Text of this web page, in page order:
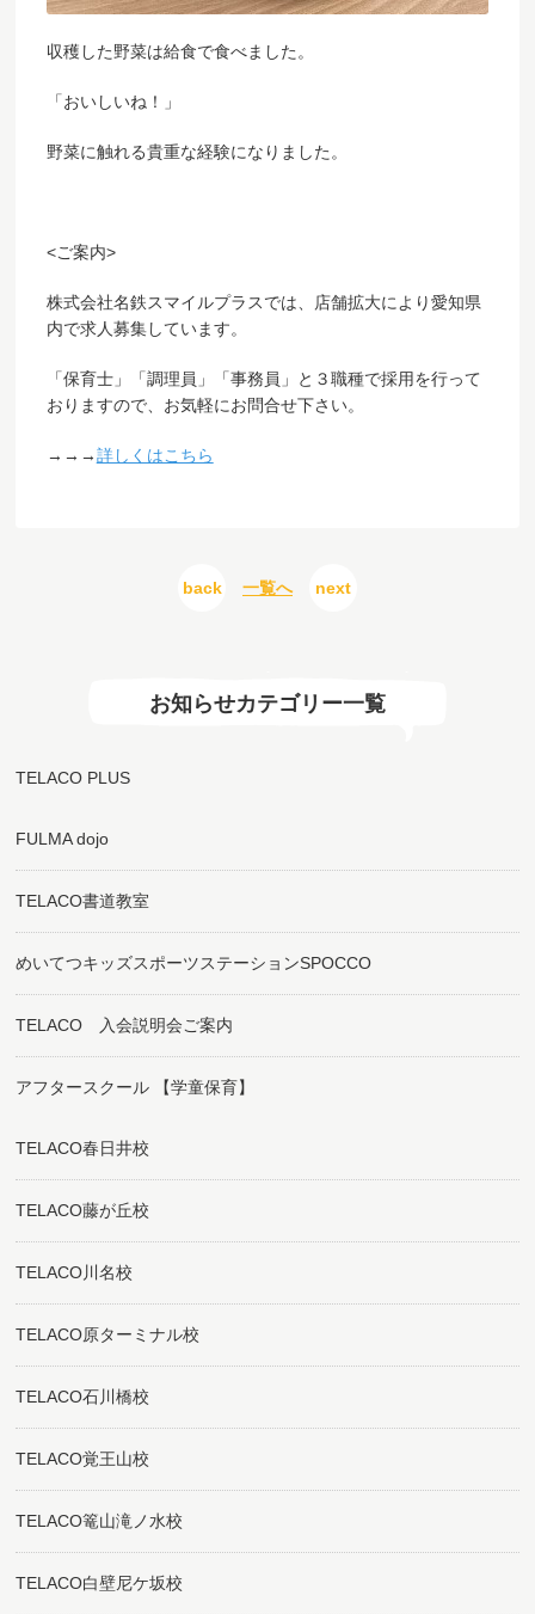
収穫した野菜は給食で食べました。
「おいしいね！」
野菜に触れる貴重な経験になりました。
<ご案内>
株式会社名鉄スマイルプラスでは、店舗拡大により愛知県
内で求人募集しています。
「保育士」「調理員」「事務員」と３職種で採用を行って
おりますので、お気軽にお問合せ下さい。
→→→詳しくはこちら
back 一覧へ next
お知らせカテゴリー一覧
TELACO PLUS
FULMA dojo
TELACO書道教室
めいてつキッズスポーツステーションSPOCCO
TELACO 入会説明会ご案内
アフタースクール 【学童保育】
TELACO春日井校
TELACO藤が丘校
TELACO川名校
TELACO原ターミナル校
TELACO石川橋校
TELACO覚王山校
TELACO篭山滝ノ水校
TELACO白壁尼ケ坂校